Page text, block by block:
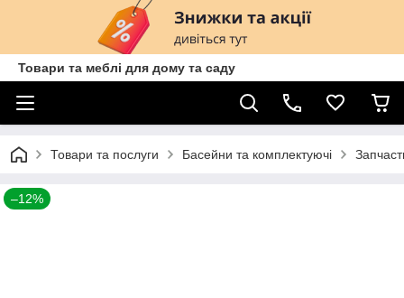
Товари та меблі для дому та саду
Товари та послуги Басейни та комплектуючі
–12%